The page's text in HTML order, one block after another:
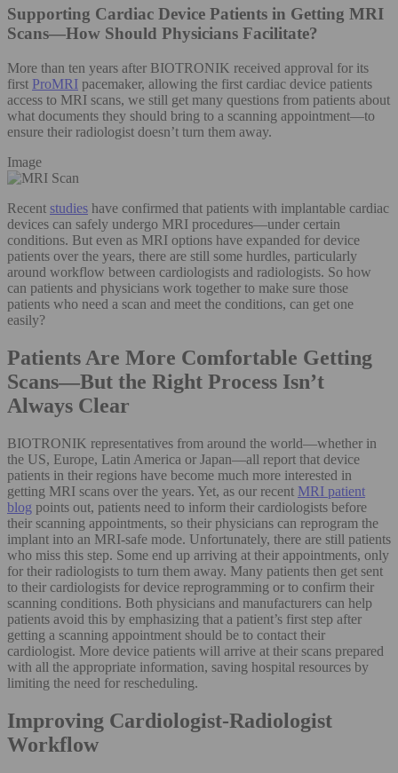
Supporting Cardiac Device Patients in Getting MRI
Scans—How Should Physicians Facilitate?
More than ten years after BIOTRONIK received approval for its
first ProMRI pacemaker, allowing the first cardiac device patients
access to MRI scans, we still get many questions from patients about
what documents they should bring to a scanning appointment—to
ensure their radiologist doesn’t turn them away.
Image
Recent studies have confirmed that patients with implantable cardiac
devices can safely undergo MRI procedures—under certain
conditions. But even as MRI options have expanded for device
patients over the years, there are still some hurdles, particularly
around workflow between cardiologists and radiologists. So how
can patients and physicians work together to make sure those
patients who need a scan and meet the conditions, can get one
easily?
Patients Are More Comfortable Getting
Scans—But the Right Process Isn’t
Always Clear
BIOTRONIK representatives from around the world—whether in
the US, Europe, Latin America or Japan—all report that device
patients in their regions have become much more interested in
getting MRI scans over the years. Yet, as our recent MRI patient
blog points out, patients need to inform their cardiologists before
their scanning appointments, so their physicians can reprogram the
implant into an MRI-safe mode. Unfortunately, there are still patients
who miss this step. Some end up arriving at their appointments, only
for their radiologists to turn them away. Many patients then get sent
to their cardiologists for device reprogramming or to confirm their
scanning conditions. Both physicians and manufacturers can help
patients avoid this by emphasizing that a patient’s first step after
getting a scanning appointment should be to contact their
cardiologist. More device patients will arrive at their scans prepared
with all the appropriate information, saving hospital resources by
limiting the need for rescheduling.
Improving Cardiologist-Radiologist
Workflow